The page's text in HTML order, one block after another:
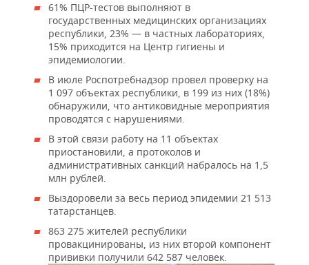
61% ПЦР-тестов выполняют в
государственных медицинских организациях
республики, 23% — в частных лабораториях,
15% приходится на Центр гигиены и
эпидемиологии.
В июле Роспотребнадзор провел проверку на
1 097 объектах республики, в 199 из них (18%)
обнаружили, что антиковидные мероприятия
проводятся с нарушениями.
В этой связи работу на 11 объектах
приостановили, а протоколов и
административных санкций набралось на 1,5
млн рублей.
Выздоровели за весь период эпидемии 21 513
татарстанцев.
863 275 жителей республики
провакцинированы, из них второй компонент
прививки получили 642 587 человек.